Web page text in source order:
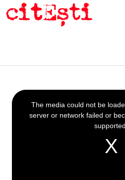
This
is
a
The media could not be
server or network failed or
supported.